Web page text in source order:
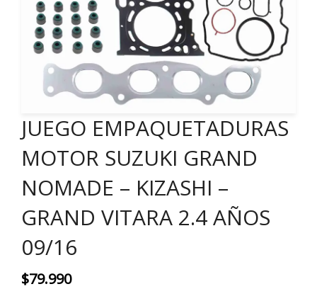
JUEGO EMPAQUETADURAS
MOTOR SUZUKI GRAND
NOMADE – KIZASHI –
GRAND VITARA 2.4 AÑOS
09/16
$79.990